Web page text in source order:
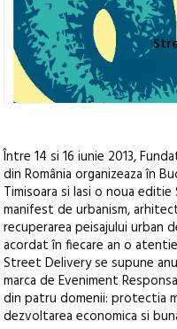
Între 14 si 16 iunie 2013,
din România organizeaza în
Timisoara si Iasi o noua
manifest de urbanism,
recuperarea peisajului urban
acordat în fiecare an o
Street Delivery se supune
marca de Eveniment
din patru domenii: protectia
dezvoltarea economica si